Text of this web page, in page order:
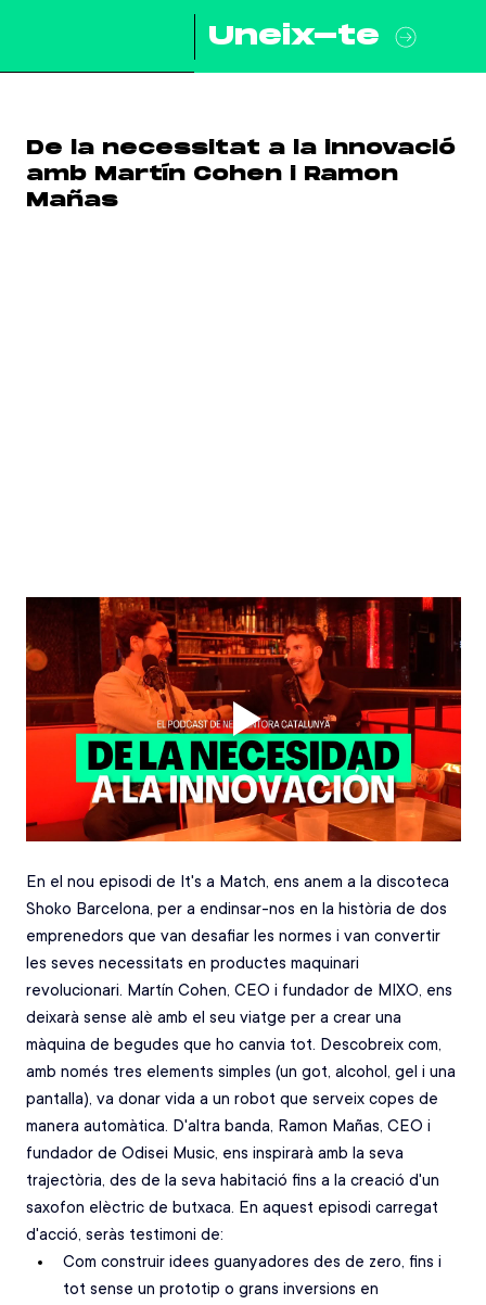
Uneix-te
De la necessitat a la innovació
amb Martín Cohen i Ramon
Mañas
En el nou episodi de It's a Match, ens anem a la discoteca
Shoko Barcelona, per a endinsar-nos en la història de dos
emprenedors que van desafiar les normes i van convertir
les seves necessitats en productes maquinari
revolucionari. Martín Cohen, CEO i fundador de MIXO, ens
deixarà sense alè amb el seu viatge per a crear una
màquina de begudes que ho canvia tot. Descobreix com,
amb només tres elements simples (un got, alcohol, gel i una
pantalla), va donar vida a un robot que serveix copes de
manera automàtica. D'altra banda, Ramon Mañas, CEO i
fundador de Odisei Music, ens inspirarà amb la seva
trajectòria, des de la seva habitació fins a la creació d'un
saxofon elèctric de butxaca. En aquest episodi carregat
d'acció, seràs testimoni de:
Com construir idees guanyadores des de zero, fins i
tot sense un prototip o grans inversions en